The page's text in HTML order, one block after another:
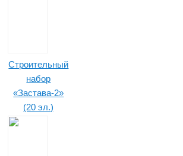
Строительный
набор
«Застава-2»
(20 эл.)